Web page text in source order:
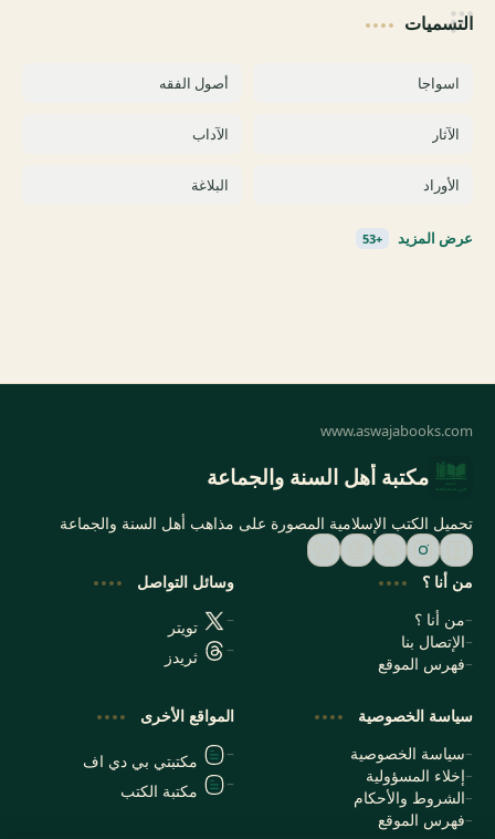
التسميات
مكتبة أهل السنة والجماعة
تحميل الكتب الإسلامية المصورة على مذاهب أهل السنة والجماعة
من أنا ؟
من أنا ؟
الإتصال بنا
فهرس الموقع
وسائل التواصل
تويتر
ثريدز
سياسة الخصوصية
سياسة الخصوصية
إخلاء المسؤولية
الشروط والأحكام
فهرس الموقع
المواقع الأخرى
مكتبتي بي دي اف
مكتبة الكتب